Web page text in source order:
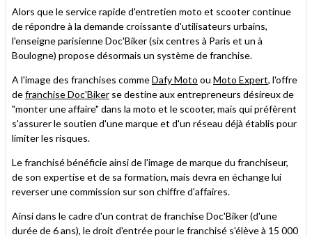
à
un
ami
Alors que le service rapide d'entretien moto et scooter continue
de répondre à la demande croissante d'utilisateurs urbains,
l'enseigne parisienne Doc'Biker (six centres à Paris et un à
Boulogne) propose désormais un système de franchise.
A l'image des franchises commeDafy Moto ou Moto Expert, l'offre
defranchise Doc'Biker se destine aux entrepreneurs désireux de
"monter une affaire" dans la moto et le scooter, mais qui préfèrent
s'assurer le soutien d'une marque et d'un réseau déjà établis pour
limiter les risques.
Le franchisé bénéficie ainsi de l'image de marque du franchiseur,
de son expertise et de sa formation, mais devra en échange lui
reverser une commission sur son chiffre d'affaires.
Ainsi dans le cadre d'un contrat de franchise Doc'Biker (d'une
durée de 6 ans), le droit d'entrée pour le franchisé s'élève à 15 000